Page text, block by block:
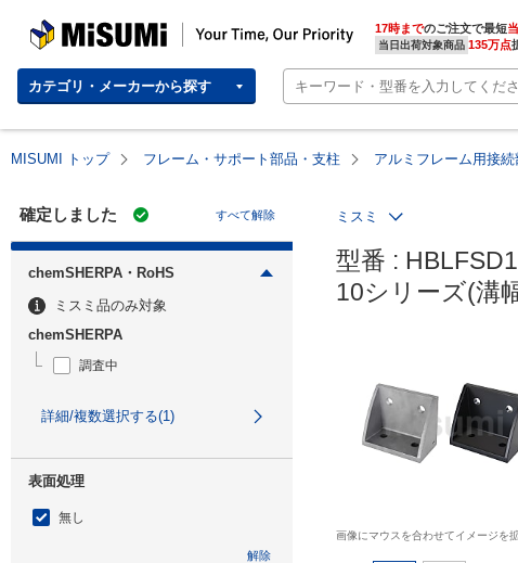
MISUMI | Your Time, Our Priority 17時までのご注文で最短
当日出荷対象商品 135万点
カテゴリ・メーカーから探す
MISUMI トップ フレーム・サポート部品・支柱 アルミフレーム用接続
確定しました すべて解除
chemSHERPA・RoHS
ミスミ品のみ対象
chemSHERPA
調査中
詳細/複数選択する(1)
表面処理
無し
解除
ミスミ
型番 :
10シリーズ(溝
画像にマウスを合わせてイメージを